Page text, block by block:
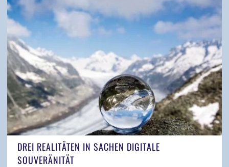
DREI REALITÄTEN IN SACHEN DIGITALE
SOUVERÄNITÄT